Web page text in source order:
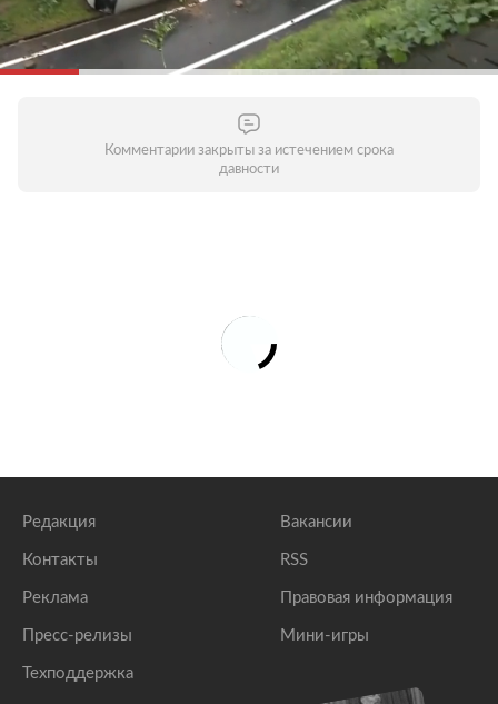
Комментарии закрыты за истечением срока
давности
Редакция
Контакты
Реклама
Пресс-релизы
Техподдержка
Вакансии
RSS
Правовая информация
Мини-игры